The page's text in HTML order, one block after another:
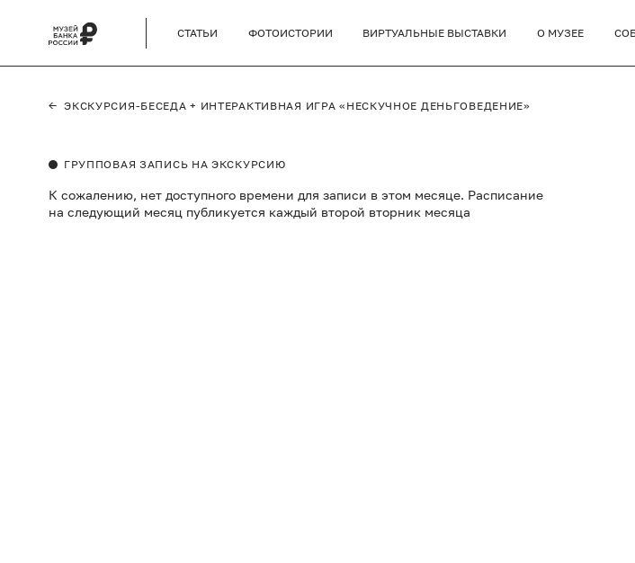
СТАТЬИ ФОТОИСТОРИИ ВИРТУАЛЬНЫЕ ВЫСТАВКИ О МУЗЕЕ
←ЭКСКУРСИЯ-БЕСЕДА + ИНТЕРАКТИВНАЯ ИГРА «НЕСКУЧНОЕ ДЕНЬГОВЕДЕНИЕ»
ГРУППОВАЯ ЗАПИСЬ НА ЭКСКУРСИЮ
К сожалению, нет доступного времени для записи в этом месяце. Расписание
на следующий месяц публикуется каждый второй вторник месяца